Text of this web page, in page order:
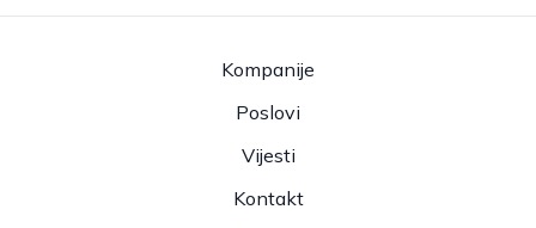
Kompanije
Poslovi
Vijesti
Kontakt